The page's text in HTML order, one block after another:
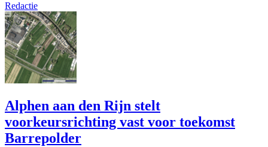
Redactie
Alphen aan den Rijn stelt
voorkeursrichting vast voor toekomst
Barrepolder